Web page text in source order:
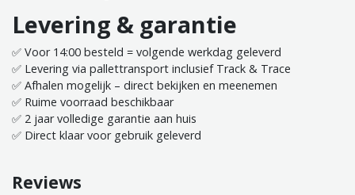
Levering & garantie
✅ Voor 14:00 besteld = volgende werkdag geleverd
✅ Levering via pallettransport inclusief Track & Trace
✅ Afhalen mogelijk – direct bekijken en meenemen
✅ Ruime voorraad beschikbaar
✅ 2 jaar volledige garantie aan huis
✅ Direct klaar voor gebruik geleverd
Reviews